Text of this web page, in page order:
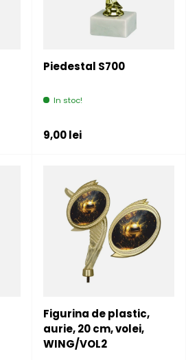
Piedestal S700
In stoc!
Pret initial
9,00 lei
Figurina de plastic,
aurie, 20 cm, volei,
WING/VOL2